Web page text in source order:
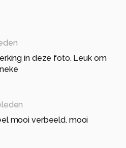
in deze foto. Leuk om
mooi verbeeld. mooi